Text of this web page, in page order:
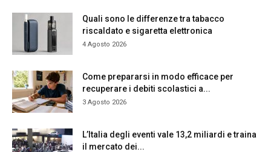
Quali sono le differenze tra tabacco
riscaldato e sigaretta elettronica
4 Agosto 2026
Come prepararsi in modo efficace per
recuperare i debiti scolastici a...
3 Agosto 2026
L’Italia degli eventi vale 13,2 miliardi e traina
il mercato dei...